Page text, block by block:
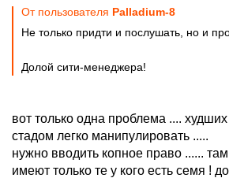
От пользователя Palladium-8
Не только придти и послушать, но и
Долой сити-менеджера!
вот только одна проблема ....
стадом легко манипулировать .....
нужно вводить копное право ......
имеют только те у кого есть семя !